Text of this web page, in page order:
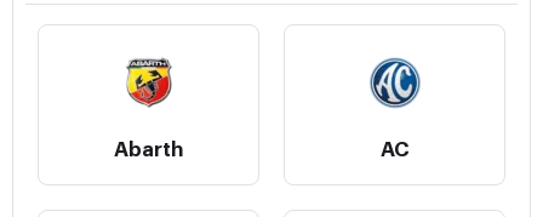
Abarth AC